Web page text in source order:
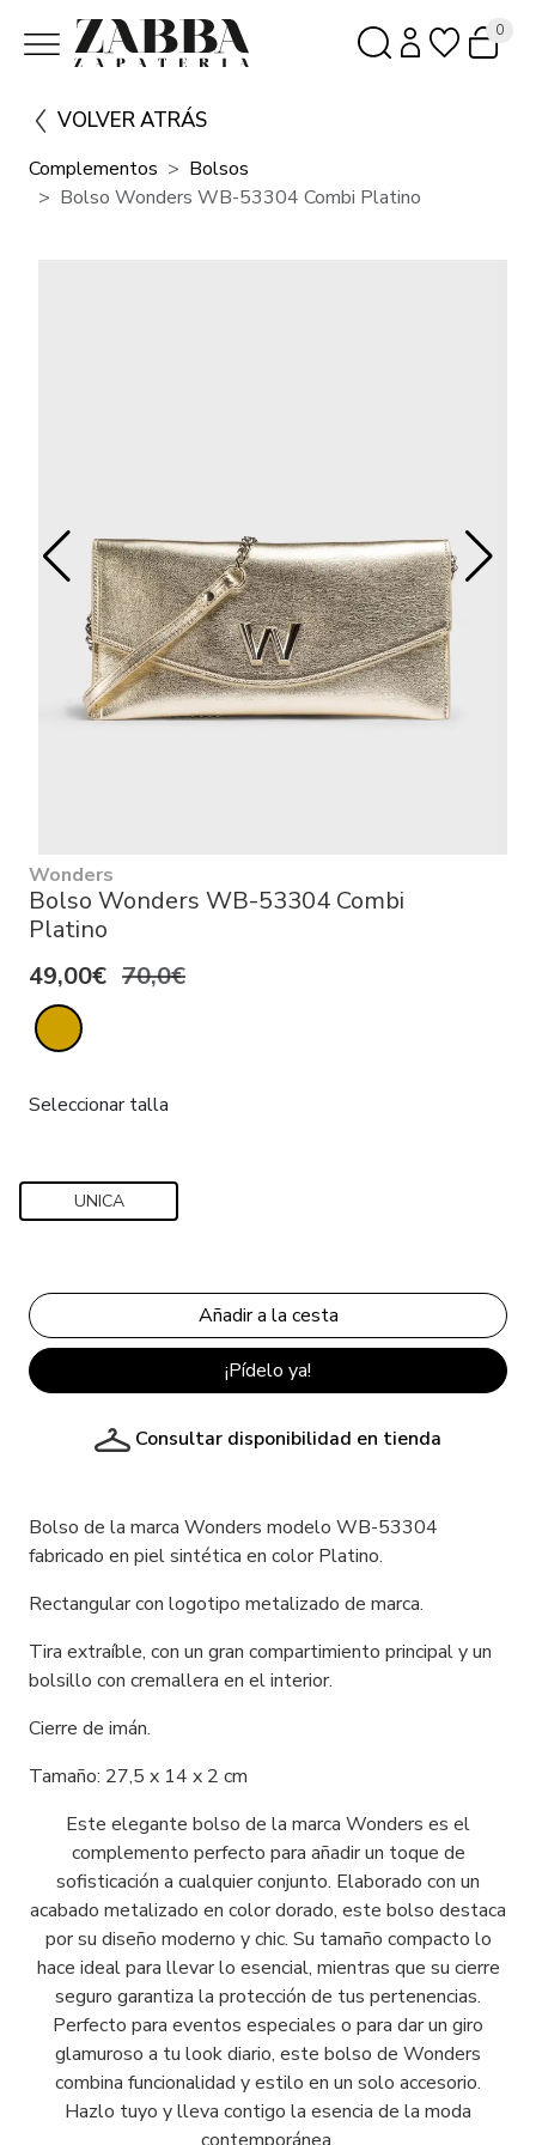
0
VOLVER ATRÁS
Complementos
Bolsos
Bolso Wonders WB-53304 Combi Platino
Wonders
Bolso Wonders WB-53304 Combi
Platino
49,00€ 70,0€
Seleccionar talla
UNICA
¡Pídelo ya!
Consultar disponibilidad en tienda
Bolso de la marca Wonders modelo WB-53304
fabricado en piel sintética en color Platino.
Rectangular con logotipo metalizado de marca.
Tira extraíble, con un gran compartimiento principal y un
bolsillo con cremallera en el interior.
Cierre de imán.
Tamaño: 27,5 x 14 x 2 cm
Este elegante bolso de la marca Wonders es el
complemento perfecto para añadir un toque de
sofisticación a cualquier conjunto. Elaborado con un
acabado metalizado en color dorado, este bolso destaca
por su diseño moderno y chic. Su tamaño compacto lo
hace ideal para llevar lo esencial, mientras que su cierre
seguro garantiza la protección de tus pertenencias.
Perfecto para eventos especiales o para dar un giro
glamuroso a tu look diario, este bolso de Wonders
combina funcionalidad y estilo en un solo accesorio.
Hazlo tuyo y lleva contigo la esencia de la moda